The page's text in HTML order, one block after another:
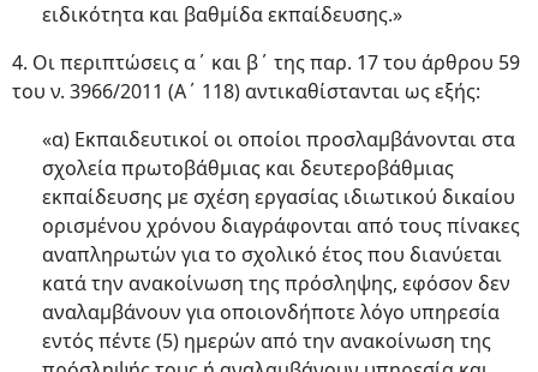
ειδικότητα και βαθμίδα εκπαίδευσης.»
4. Οι περιπτώσεις α΄ και β΄ της παρ. 17 του άρθρου 59
του ν. 3966/2011 (Α΄ 118) αντικαθίστανται ως εξής:
«α) Εκπαιδευτικοί οι οποίοι προσλαμβάνονται στα
σχολεία πρωτοβάθμιας και δευτεροβάθμιας
εκπαίδευσης με σχέση εργασίας ιδιωτικού δικαίου
ορισμένου χρόνου διαγράφονται από τους πίνακες
αναπληρωτών για το σχολικό έτος που διανύεται
κατά την ανακοίνωση της πρόσληψης, εφόσον δεν
αναλαμβάνουν για οποιονδήποτε λόγο υπηρεσία
εντός πέντε (5) ημερών από την ανακοίνωση της